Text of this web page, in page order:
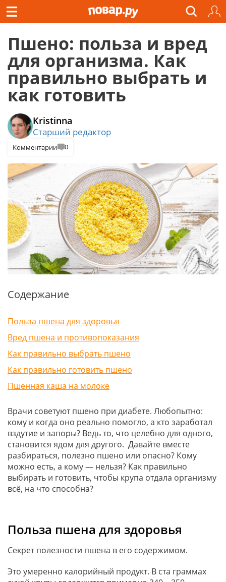
Пшено: польза и вред
для организма. Как
правильно выбрать и
как готовить
Kristinna
Старший редактор
Комментарии 0
Содержание
Польза пшена для здоровья
Вред пшена и противопоказания
Как правильно выбрать пшено
Как правильно готовить пшено
Пшенная каша на молоке
Врачи советуют пшено при диабете. Любопытно:
кому и когда оно реально помогло, а кто заработал
вздутие и запоры? Ведь то, что целебно для одного,
становится ядом для другого. Давайте вместе
разбираться, полезно пшено или опасно? Кому
можно есть, а кому — нельзя? Как правильно
выбирать и готовить, чтобы крупа отдала организму
всё, на что способна?
Польза пшена для здоровья
Секрет полезности пшена в его содержимом.
Это умеренно калорийный продукт. В ста граммах